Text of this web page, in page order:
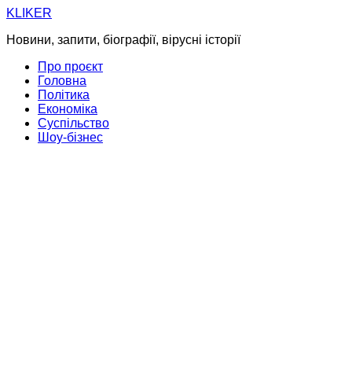
Skip
content
KLIKER
Новини, запити, біографії, вірусні історії
Про проєкт
Головна
Політика
Економіка
Суспільство
Шоу-бізнес